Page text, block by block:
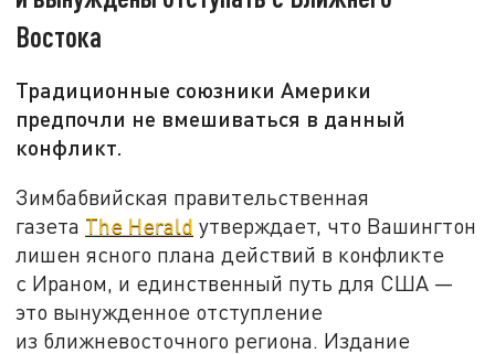
Востока
Традиционные союзники Америки
предпочли не вмешиваться в данный
конфликт.
Зимбабвийская правительственная
газета The Herald утверждает, что Вашингтон
лишен ясного плана действий в конфликте
с Ираном, и единственный путь для США —
это вынужденное отступление
из ближневосточного региона. Издание